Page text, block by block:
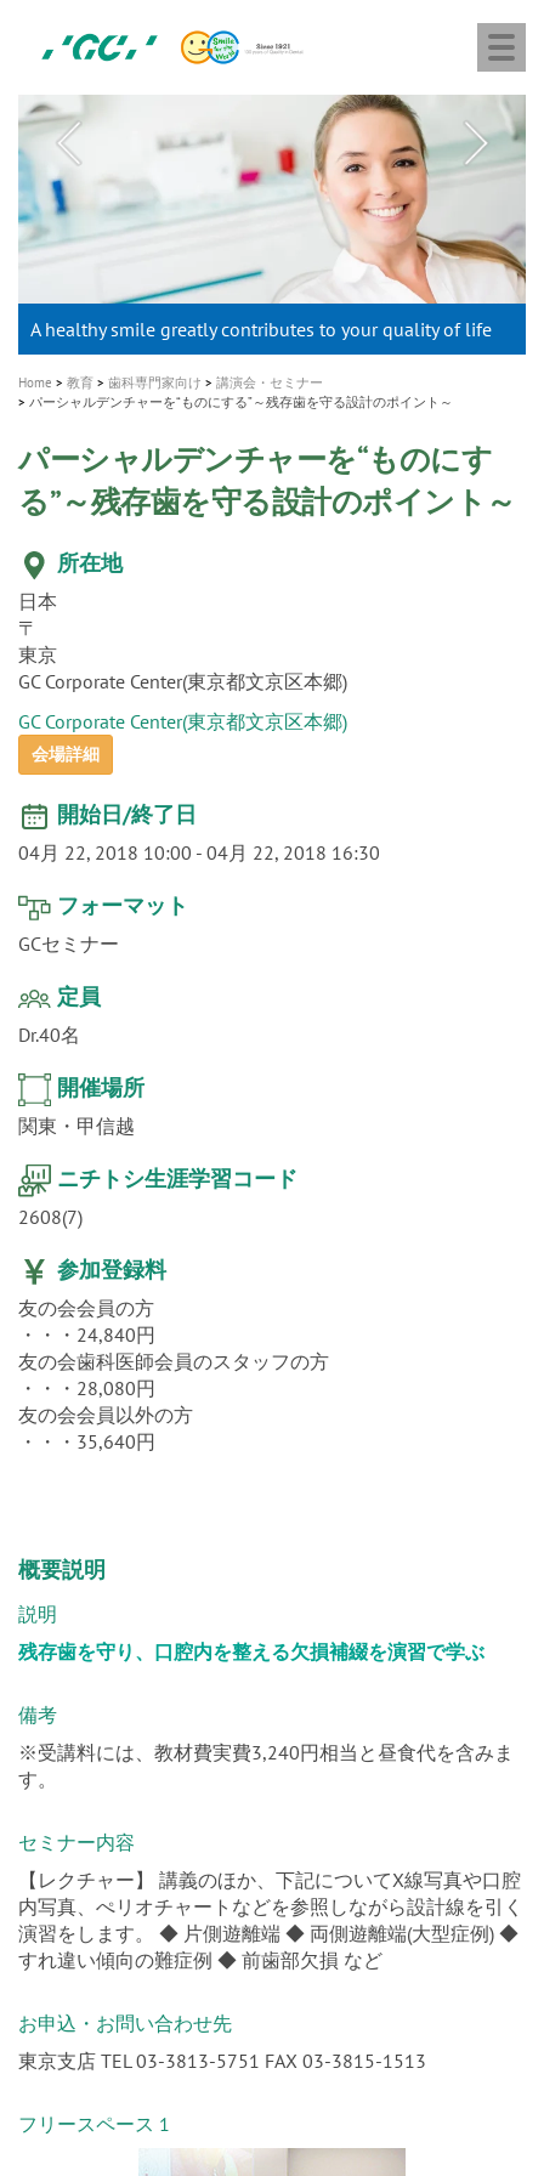
content
社
ジ
ー
シ
ー
M
A healthy smile greatly contributes to your quality of life
新発売 エバーエックス フロー
「セラスマート テクノロジーブック」公開
「イニシャル LiSi（リジ）ブロック テクノロジーブッ
ク」公開
歯を内部まで白くする
新製品 イオム ナゴミ for DH
専用サイトはこちら
新製品バキュクレーブ 118 / 318 Prime
製品の詳細情報はこちら
インプラント Aadva®
GCグループ企業
Home 教育 歯科専門家向け
講演会・セミナー
パーシャルデンチャーを“ものにする”～残存歯を守る設計のポイント～
パーシャルデンチャーを“ものにす
る”～残存歯を守る設計のポイント～
所在地
日本
〒
東京
GC Corporate Center(東京都文京区本郷)
GC Corporate Center(東京都文京区本郷)
会場詳細
開始日/終了日
04月 22, 2018 10:00 - 04月 22, 2018 16:30
フォーマット
GCセミナー
定員
Dr.40名
開催場所
関東・甲信越
ニチトシ生涯学習コード
2608(7)
参加登録料
友の会会員の方
・・・24,840円
友の会歯科医師会員のスタッフの方
・・・28,080円
友の会会員以外の方
・・・35,640円
概要説明
説明
残存歯を守り、口腔内を整える欠損補綴を演習で学ぶ
備考
※受講料には、教材費実費3,240円相当と昼食代を含みま
す。
セミナー内容
【レクチャー】 講義のほか、下記についてX線写真や口腔
内写真、ぺリオチャートなどを参照しながら設計線を引く
演習をします。 ◆ 片側遊離端 ◆ 両側遊離端(大型症例) ◆
すれ違い傾向の難症例 ◆ 前歯部欠損 など
お申込・お問い合わせ先
東京支店 TEL 03-3813-5751 FAX 03-3815-1513
フリースペース 1